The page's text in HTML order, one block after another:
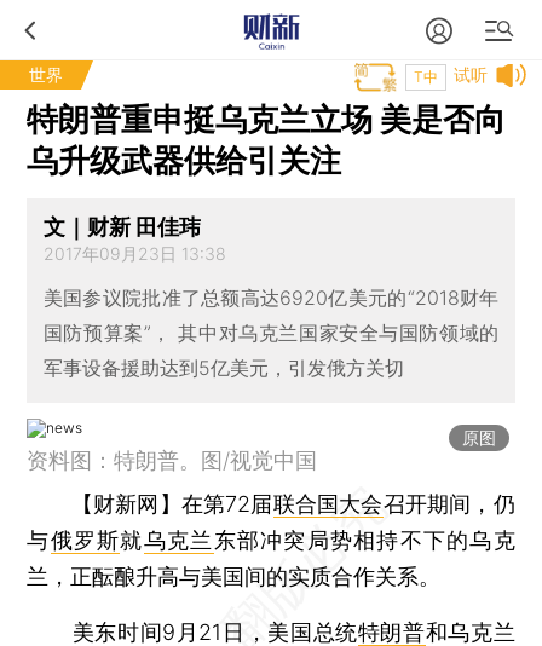
世界 试听
T中
特朗普重申挺乌克兰立场 美是否向
乌升级武器供给引关注
文｜财新 田佳玮
2017年09月23日 13:38
美国参议院批准了总额高达6920亿美元的“2018财年
国防预算案”， 其中对乌克兰国家安全与国防领域的
军事设备援助达到5亿美元，引发俄方关切
原图
资料图：特朗普。图/视觉中国
【财新网】 在第72届联合国大会召开期间，仍
与俄罗斯就乌克兰东部冲突局势相持不下的乌克
兰，正酝酿升高与美国间的实质合作关系。
美东时间9月21日，美国总统特朗普和乌克兰